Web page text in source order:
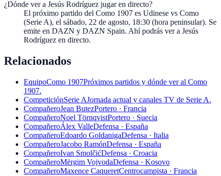
¿Dónde ver a Jesús Rodríguez jugar en directo?
El próximo partido del Como 1907 es Udinese vs Como
(Serie A), el sábado, 22 de agosto, 18:30 (hora peninsular). Se
emite en DAZN y DAZN Spain. Ahí podrás ver a Jesús
Rodríguez en directo.
Relacionados
EquipoComo 1907Próximos partidos y dónde ver al Como
1907.
CompeticiónSerie AJornada actual y canales TV de Serie A.
CompañeroJean ButezPortero · Francia
CompañeroNoel TörnqvistPortero · Suecia
CompañeroÁlex ValleDefensa · España
CompañeroEdoardo GoldanigaDefensa · Italia
CompañeroJacobo RamónDefensa · España
CompañeroIvan SmolčićDefensa · Croacia
CompañeroMërgim VojvodaDefensa · Kosovo
CompañeroMaxence CaqueretCentrocampista · Francia